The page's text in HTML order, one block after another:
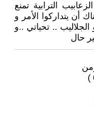
الترابية تمنع
أن يتداركوا الأمر و
.. تحياتي ..و
حال